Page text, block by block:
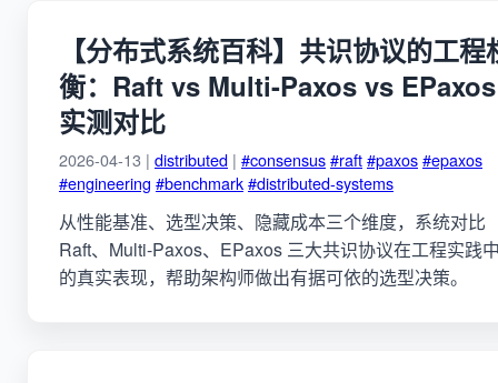
【分布式系统百科】共识协议的工程
衡：Raft vs Multi-Paxos vs EPaxos
实测对比
2026-04-13 | distributed | #consensus#raft#paxos#epaxos
#engineering #benchmark#distributed-systems
从性能基准、选型决策、隐藏成本三个维度，系统对比
Raft、Multi-Paxos、EPaxos 三大共识协议在工程实践
的真实表现，帮助架构师做出有据可依的选型决策。